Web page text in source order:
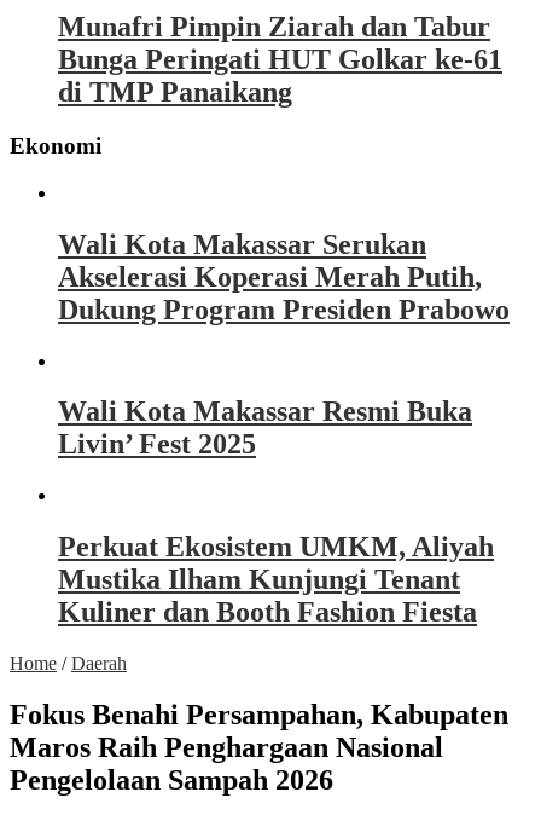
Munafri Pimpin Ziarah dan Tabur
Bunga Peringati HUT Golkar ke-61
di TMP Panaikang
Ekonomi
Wali Kota Makassar Serukan
Akselerasi Koperasi Merah Putih,
Dukung Program Presiden Prabowo
Wali Kota Makassar Resmi Buka
Livin’ Fest 2025
Perkuat Ekosistem UMKM, Aliyah
Mustika Ilham Kunjungi Tenant
Kuliner dan Booth Fashion Fiesta
Home /Daerah
Fokus Benahi Persampahan, Kabupaten
Maros Raih Penghargaan Nasional
Pengelolaan Sampah 2026